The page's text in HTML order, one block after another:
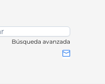
Búsqueda avanzada